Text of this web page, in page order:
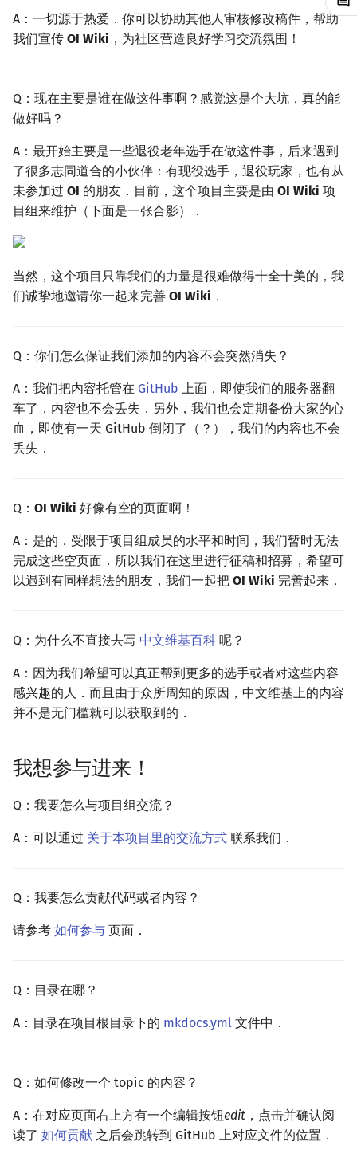
Code::Blocks
排序应用
DP 优化
后缀树
回文树
序列自动机
最小表示法
卢卡斯定理
二次剩余
阶 & 原根
离散对数
狄利克雷卷积
杜教筛
Powerful Number 筛
类欧几里德算法
Meissel–Lehmer 算法
二次域
普通生成函数
图论计数
线性规划
概率论
博弈论
数值算法
拟阵
二叉搜索树 & 平衡树
可持久化数据结构
树套树
K-D Tree
PQ 树
霍夫曼树
最小环
欧拉图
哈密顿图
二分图
图的着色
图的匹配
Prüfer 序列
矩阵树定理
LGV 引理
最大团搜索算法
支配树
Garsia–Wachs 算法
Kahan 求和
珂朵莉树/颜色段均摊
空间优化简介
A：一切源于热爱．你可以协助其他人审核修改稿件，帮助
我们宣传 OI Wiki ，为社区营造良好学习交流氛围！
Q：现在主要是谁在做这件事啊？感觉这是个大坑，真的能
做好吗？
A：最开始主要是一些退役老年选手在做这件事，后来遇到
了很多志同道合的小伙伴：有现役选手，退役玩家，也有从
未参加过 OI 的朋友．目前，这个项目主要是由 OI Wiki 项
目组来维护（下面是一张合影）．
当然，这个项目只靠我们的力量是很难做得十全十美的，我
们诚挚地邀请你一起来完善 OI Wiki ．
Q：你们怎么保证我们添加的内容不会突然消失？
A：我们把内容托管在 GitHub 上面，即使我们的服务器翻
车了，内容也不会丢失．另外，我们也会定期备份大家的心
血，即使有一天 GitHub 倒闭了（？），我们的内容也不会
丢失．
Q： OI Wiki 好像有空的页面啊！
A：是的．受限于项目组成员的水平和时间，我们暂时无法
完成这些空页面．所以我们在这里进行征稿和招募，希望可
以遇到有同样想法的朋友，我们一起把 OI Wiki 完善起来．
Q：为什么不直接去写 中文维基百科 呢？
A：因为我们希望可以真正帮到更多的选手或者对这些内容
感兴趣的人．而且由于众所周知的原因，中文维基上的内容
并不是无门槛就可以获取到的．
我想参与进来！
Q：我要怎么与项目组交流？
A：可以通过 关于本项目里的交流方式 联系我们．
Q：我要怎么贡献代码或者内容？
请参考 如何参与 页面．
Q：目录在哪？
A：目录在项目根目录下的 mkdocs.yml 文件中．
Q：如何修改一个 topic 的内容？
A：在对应页面右上方有一个编辑按钮edit ，点击并确认阅
读了 如何贡献 之后会跳转到 GitHub 上对应文件的位置．